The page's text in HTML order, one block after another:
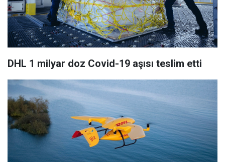
DHL 1 milyar doz Covid-19 aşısı teslim etti